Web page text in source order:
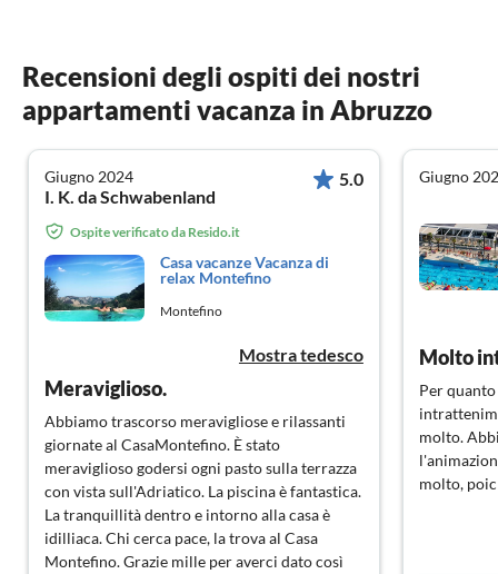
Recensioni degli ospiti dei nostri
appartamenti vacanza in Abruzzo
Giugno 2024
I. K. da Schwabenland
5.0
Ospite verificato da Resido.it
Casa vacanze Vacanza di
relax Montefino
Montefino
Mostra tedesco
Meraviglioso.
Abbiamo trascorso meravigliose e rilassanti
giornate al CasaMontefino. È stato
meraviglioso godersi ogni pasto sulla terrazza
con vista sull'Adriatico. La piscina è fantastica.
La tranquillità dentro e intorno alla casa è
idilliaca. Chi cerca pace, la trova al Casa
Montefino. Grazie mille per averci dato così
Giugno
Per
molto.
molto,